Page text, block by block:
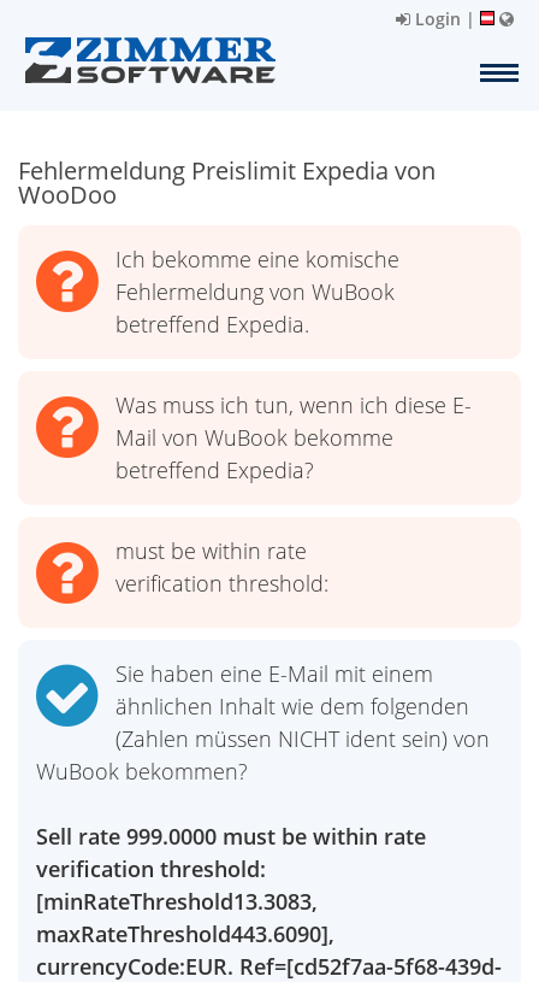
Login |
Fehlermeldung Preislimit Expedia von
WooDoo
Ich bekomme eine komische
Fehlermeldung von WuBook
betreffend Expedia.
Was muss ich tun, wenn ich diese E-
Mail von WuBook bekomme
betreffend Expedia?
must be within rate
verification threshold:
Sie haben eine E-Mail mit einem
ähnlichen Inhalt wie dem folgenden
(Zahlen müssen NICHT ident sein) von
WuBook bekommen?
Sell rate 999.0000 must be within rate
verification threshold:
[minRateThreshold13.3083,
maxRateThreshold443.6090],
currencyCode:EUR. Ref=[cd52f7aa-5f68-439d-